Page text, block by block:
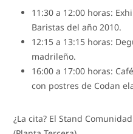
11:30 a 12:00 horas:
Baristas del año 2010.
12:15 a 13:15 horas:
madrileño.
16:00 a 17:00 horas:
con postres de Codan
¿La cita? El Stand